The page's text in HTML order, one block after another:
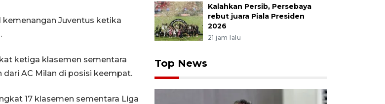
Juventus ketika
ketiga klasemen sementara
dari AC Milan di posisi keempat.
17 klasemen sementara Liga
Kalahkan Persib, Persebaya
rebut juara Piala Presiden
2026
21 jam lalu
Top News